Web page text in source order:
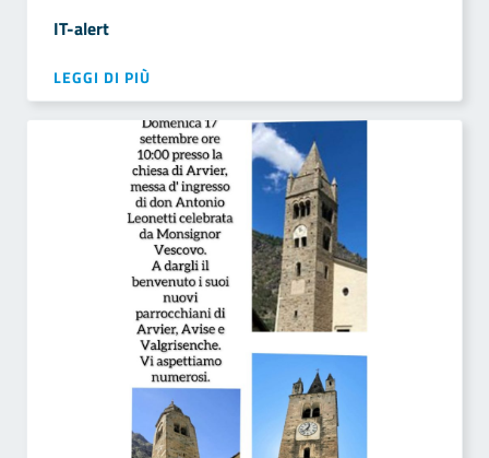
IT-alert
LEGGI DI PIÙ